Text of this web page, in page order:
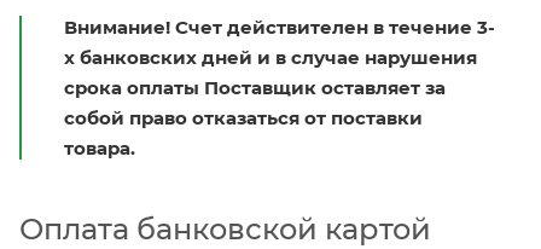
Внимание! Счет действителен в течение 3-
х банковских дней и в случае нарушения
срока оплаты Поставщик оставляет за
собой право отказаться от поставки
товара.
Оплата банковской картой